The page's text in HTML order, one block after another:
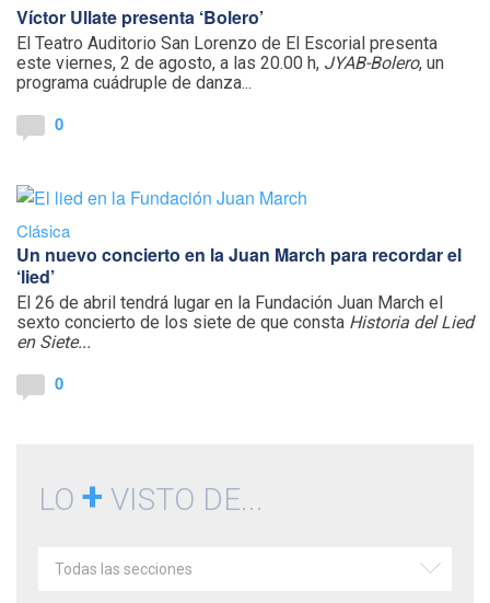
Víctor Ullate presenta ‘Bolero’
El Teatro Auditorio San Lorenzo de El Escorial presenta
este viernes, 2 de agosto, a las 20.00 h, JYAB-Bolero, un
programa cuádruple de danza...
0
Clásica
Un nuevo concierto en la Juan March para recordar el
‘lied’
El 26 de abril tendrá lugar en la Fundación Juan March el
sexto concierto de los siete de que consta Historia del Lied
en Siete...
0
LO + VISTO DE...
Todas las secciones